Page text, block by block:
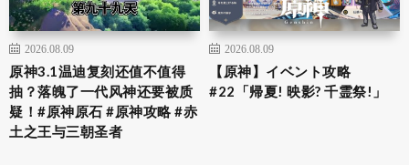
2026.08.09
原神3.1温迪复刻还值不值得
抽？落魄了一代风神还要被质
疑！#原神原石 #原神攻略 #赤
土之王与三朝圣者
2026.08.09
【原神】イベント攻略
#22「帰夏! 映影? 千霊祭!」